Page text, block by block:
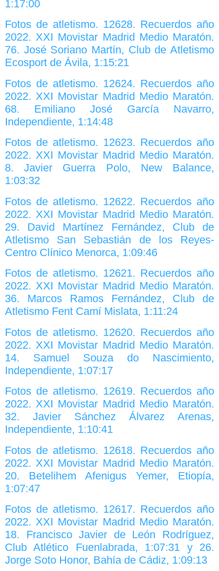
1:17:00
Fotos de atletismo. 12628. Recuerdos año
2022. XXI Movistar Madrid Medio Maratón.
76. José Soriano Martín, Club de Atletismo
Ecosport de Ávila, 1:15:21
Fotos de atletismo. 12624. Recuerdos año
2022. XXI Movistar Madrid Medio Maratón.
68. Emiliano José García Navarro,
Independiente, 1:14:48
Fotos de atletismo. 12623. Recuerdos año
2022. XXI Movistar Madrid Medio Maratón.
8. Javier Guerra Polo, New Balance,
1:03:32
Fotos de atletismo. 12622. Recuerdos año
2022. XXI Movistar Madrid Medio Maratón.
29. David Martínez Fernández, Club de
Atletismo San Sebastián de los Reyes-
Centro Clínico Menorca, 1:09:46
Fotos de atletismo. 12621. Recuerdos año
2022. XXI Movistar Madrid Medio Maratón.
36. Marcos Ramos Fernández, Club de
Atletismo Fent Camí Mislata, 1:11:24
Fotos de atletismo. 12620. Recuerdos año
2022. XXI Movistar Madrid Medio Maratón.
14. Samuel Souza do Nascimiento,
Independiente, 1:07:17
Fotos de atletismo. 12619. Recuerdos año
2022. XXI Movistar Madrid Medio Maratón.
32. Javier Sánchez Álvarez Arenas,
Independiente, 1:10:41
Fotos de atletismo. 12618. Recuerdos año
2022. XXI Movistar Madrid Medio Maratón.
20. Betelihem Afenigus Yemer, Etiopía,
1:07:47
Fotos de atletismo. 12617. Recuerdos año
2022. XXI Movistar Madrid Medio Maratón.
18. Francisco Javier de León Rodríguez,
Club Atlético Fuenlabrada, 1:07:31 y 26.
Jorge Soto Honor, Bahía de Cádiz, 1:09:13